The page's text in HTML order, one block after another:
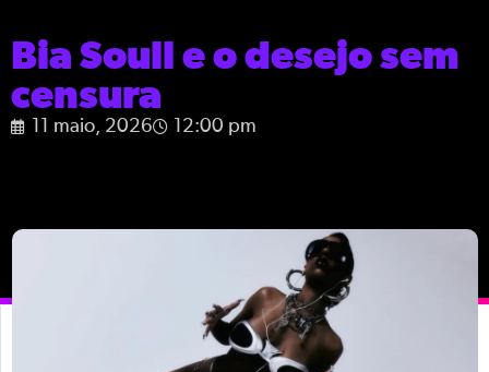
Bia Soull e o desejo sem
censura
11 maio, 2026 12:00 pm